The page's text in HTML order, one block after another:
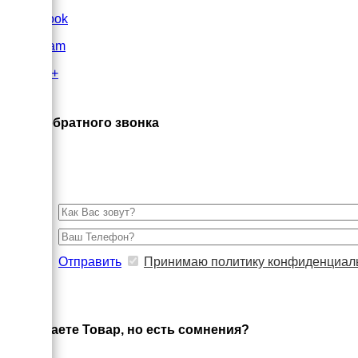
FaceBook
Instagram
Google+
Заказ обратного звонка
Отправить Принимаю политику
Выбираете Товар, но есть сомнения?